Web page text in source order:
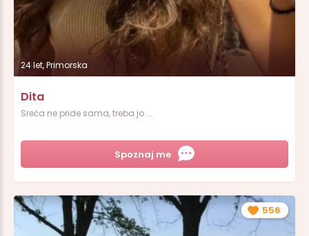
24 let, Primorska
Dita
Sreča ne pride sama, treba jo ...
Spoznaj me
556